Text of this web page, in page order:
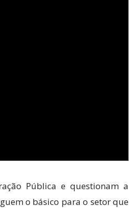
Pública e questionam a
o básico para o setor que